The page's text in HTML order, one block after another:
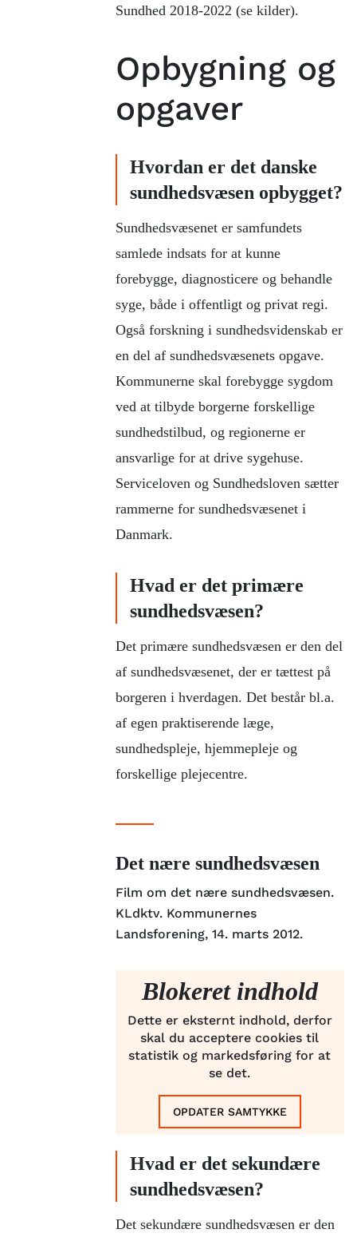
Sundhed 2018-2022 (se kilder).
Opbygning og
opgaver
Hvordan er det danske
sundhedsvæsen opbygget?
Sundhedsvæsenet er samfundets
samlede indsats for at kunne
forebygge, diagnosticere og behandle
syge, både i offentligt og privat regi.
Også forskning i sundhedsvidenskab er
en del af sundhedsvæsenets opgave.
Kommunerne skal forebygge sygdom
ved at tilbyde borgerne forskellige
sundhedstilbud, og regionerne er
ansvarlige for at drive sygehuse.
Serviceloven og Sundhedsloven sætter
rammerne for sundhedsvæsenet i
Danmark.
Hvad er det primære
sundhedsvæsen?
Det primære sundhedsvæsen er den del
af sundhedsvæsenet, der er tættest på
borgeren i hverdagen. Det består bl.a.
af egen praktiserende læge,
sundhedspleje, hjemmepleje og
forskellige plejecentre.
Det nære sundhedsvæsen
Film om det nære sundhedsvæsen.
KLdktv. Kommunernes
Landsforening, 14. marts 2012.
Blokeret indhold
Dette er eksternt indhold, derfor
skal du acceptere cookies til
statistik og markedsføring for at
se det.
OPDATER SAMTYKKE
Hvad er det sekundære
sundhedsvæsen?
Det sekundære sundhedsvæsen er den